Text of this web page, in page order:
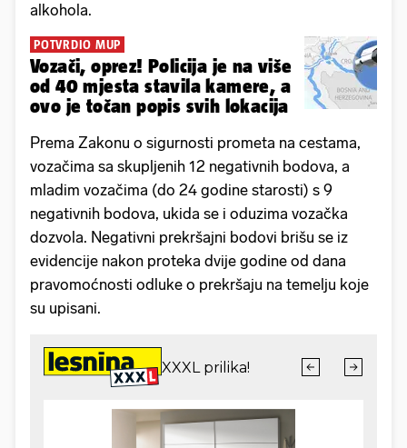
alkohola.
POTVRDIO MUP
Vozači, oprez! Policija je na više
od 40 mjesta stavila kamere, a
ovo je točan popis svih lokacija
Prema Zakonu o sigurnosti prometa na cestama,
vozačima sa skupljenih 12 negativnih bodova, a
mladim vozačima (do 24 godine starosti) s 9
negativnih bodova, ukida se i oduzima vozačka
dozvola. Negativni prekršajni bodovi brišu se iz
evidencije nakon proteka dvije godine od dana
pravomoćnosti odluke o prekršaju na temelju koje
su upisani.